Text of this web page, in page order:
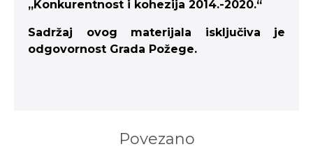
„Konkurentnost i kohezija 2014.-2020.“
Sadržaj ovog materijala isključiva je
odgovornost Grada Požege.
Povezano